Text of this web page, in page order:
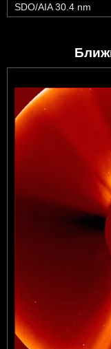
SDO/AIA 30.4 nm